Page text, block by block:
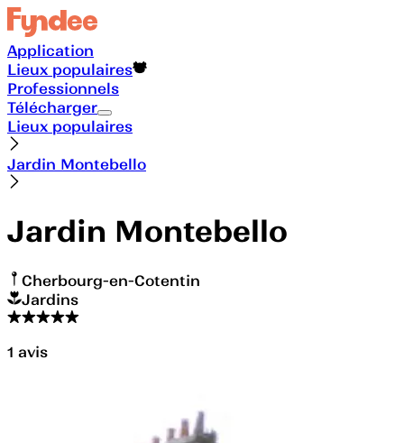
Application
Lieux populaires
Professionnels
Télécharger
Lieux populaires
Jardin Montebello
Jardin Montebello
Cherbourg-en-Cotentin
Jardins
1 avis